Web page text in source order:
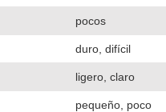
pocos
duro, difícil
ligero, claro
pequeño, poco